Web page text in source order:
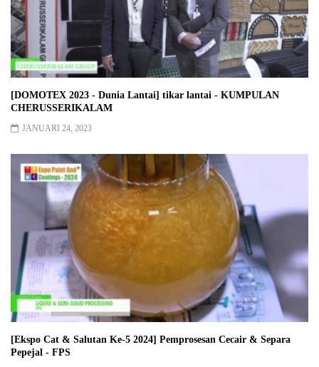
[DOMOTEX 2023 - Dunia Lantai] tikar lantai - KUMPULAN
CHERUSSERIKALAM
JANUARI 24, 2023
[Ekspo Cat & Salutan Ke-5 2024] Pemprosesan Cecair & Separa
Pepejal - FPS